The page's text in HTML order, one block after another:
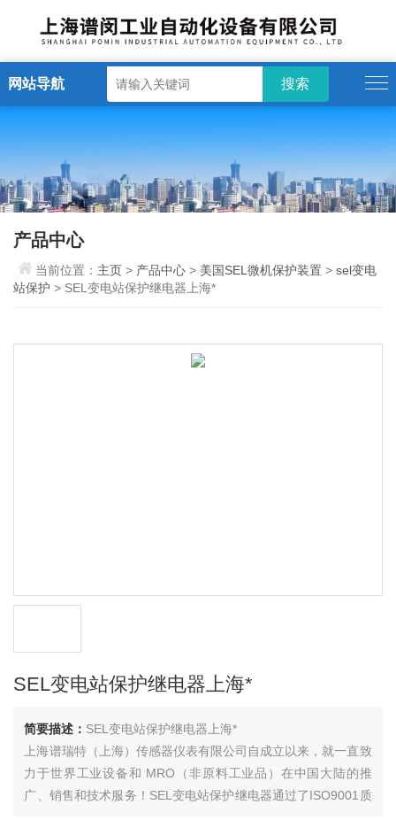
网站导航
产品中心
当前位置： 主页> 产品中心 > 美国SEL微机保护装置 >sel变电
站保护 > SEL变电站保护继电器上海*
SEL变电站保护继电器上海*
简要描述： SEL变电站保护继电器上海*
上海谱瑞特（上海）传感器仪表有限公司自成立以来，就一直致
力于世界工业设备和 MRO（非原料工业品）在中国大陆的推
广、销售和技术服务！SEL变电站保护继电器通过了ISO9001质